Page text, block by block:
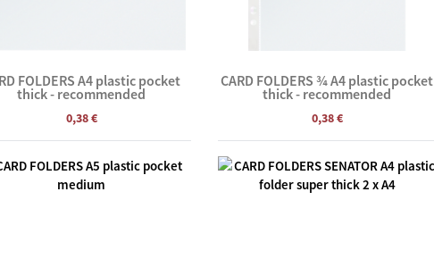
FOLDERS A4 plastic pocket
thick - recommended
0,38 €
CARD FOLDERS ¾ A4 plastic pocket
thick - recommended
0,38 €